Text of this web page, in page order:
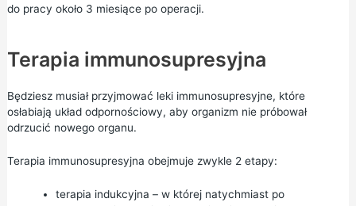
do pracy około 3 miesiące po operacji.
Terapia immunosupresyjna
Będziesz musiał przyjmować leki immunosupresyjne, które
osłabiają układ odpornościowy, aby organizm nie próbował
odrzucić nowego organu.
Terapia immunosupresyjna obejmuje zwykle 2 etapy:
terapia indukcyjna – w której natychmiast po